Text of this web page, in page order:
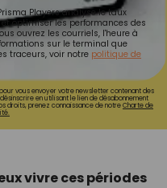
Players analyse le taux
optimiser les performances des
ouvrez les courriels, l'heure à
sur le terminal que
traceurs, voir notre politique de
vous envoyer votre newsletter contenant des
en utilisant le lien de désabonnement
droits, prenez connaissance de notreCharte de
vivre ces périodes